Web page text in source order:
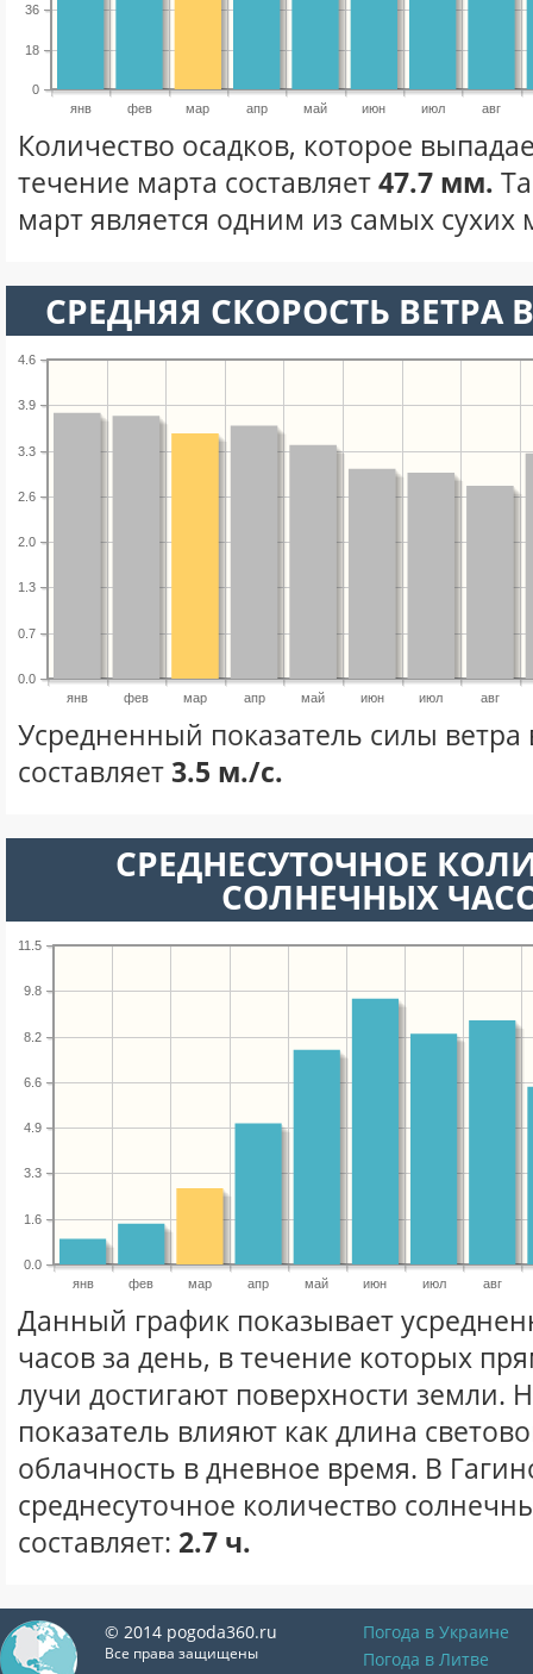
янв фев мар апр май июн июл авг
0
18
36
Количество осадков, которое
течение марта составляет47.7 мм.
март является одним из самых сухих
СРЕДНЯЯ СКОРОСТЬ ВЕТРА
янв фев мар апр май июн июл авг
0.0
0.7
1.3
2.0
2.6
3.3
3.9
4.6
Усредненный показатель силы ветра
составляет3.5 м./с.
СРЕДНЕСУТОЧНОЕ
СОЛНЕЧНЫХ
янв фев мар апр май июн июл авг
0.0
1.6
3.3
4.9
6.6
8.2
9.8
11.5
Данный график показывает
часов за день, в течение которых
лучи достигают поверхности земли.
показатель влияют как длина
облачность в дневное время. В
среднесуточное количество
составляет: 2.7 ч.
© 2014 pogoda360.ru
Все права защищены
Погода в Украине
Погода в Литве